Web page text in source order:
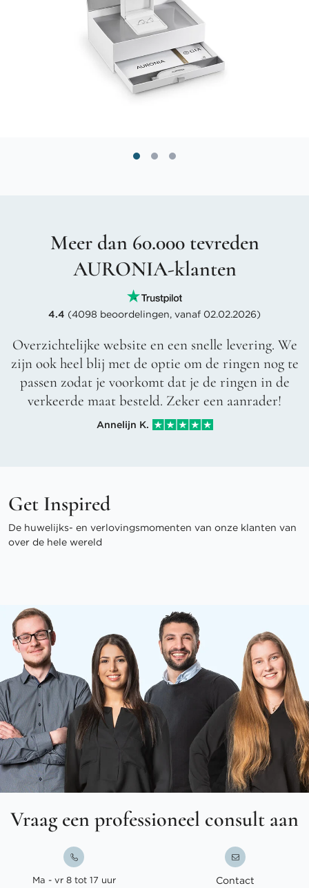
Meer dan 60.000 tevreden
AURONIA-klanten
4.4 (4098 beoordelingen, vanaf 02.02.2026)
Overzichtelijke website en een snelle levering. We
zijn ook heel blij met de optie om de ringen nog te
passen zodat je voorkomt dat je de ringen in de
verkeerde maat besteld. Zeker een aanrader!
Annelijn K.
Get Inspired
De huwelijks- en verlovingsmomenten van onze klanten van
over de hele wereld
Vraag een professioneel consult aan
Ma - vr 8 tot 17 uur Contact